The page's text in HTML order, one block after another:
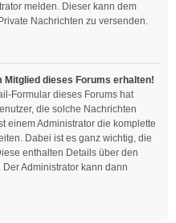
melden. Dieser kann dem
Nachrichten zu versenden.
Mitglied dieses Forums erhalten!
Formular dieses Forums hat
die solche Nachrichten
einem Administrator die komplette
Dabei ist es ganz wichtig, die
enthalten Details über den
Administrator kann dann